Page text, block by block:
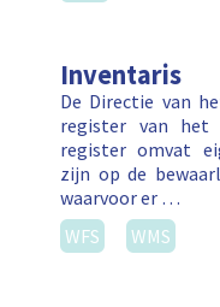
Inventaris
De Directie van
register van het
register omvat
zijn op de
waarvoor er …
WFS
WMS